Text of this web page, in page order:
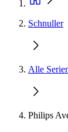
Schnuller
Alle
Philips